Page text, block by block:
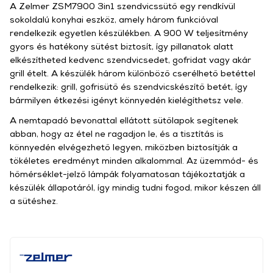
A Zelmer ZSM7900 3in1 szendvicssütő egy rendkívül
sokoldalú konyhai eszköz, amely három funkcióval
rendelkezik egyetlen készülékben. A 900 W teljesítmény
gyors és hatékony sütést biztosít, így pillanatok alatt
elkészítheted kedvenc szendvicsedet, gofridat vagy akár
grill ételt. A készülék három különböző cserélhető betéttel
rendelkezik: grill, gofrisütő és szendvicskészítő betét, így
bármilyen étkezési igényt könnyedén kielégíthetsz vele.
A nemtapadó bevonattal ellátott sütőlapok segítenek
abban, hogy az étel ne ragadjon le, és a tisztítás is
könnyedén elvégezhető legyen, miközben biztosítják a
tökéletes eredményt minden alkalommal. Az üzemmód- és
hőmérséklet-jelző lámpák folyamatosan tájékoztatják a
készülék állapotáról, így mindig tudni fogod, mikor készen áll
a sütéshez.